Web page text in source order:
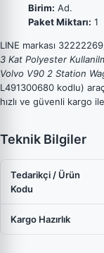
Birim: Ad.
Paket Miktarı: 1
LINE markası
3 Kat Polyester
Volvo V90 2 Station
L491300680 kodlu)
hızlı ve güvenli kargo
Teknik Bilgiler
Tedarikçi / Ürün
Kodu
Kargo Hazırlık